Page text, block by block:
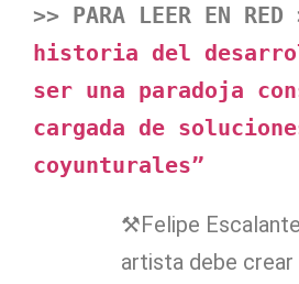
>> PARA LEER EN RED
historia del
ser una paradoja
cargada de
coyunturales”
⚒Felipe
artista debe crear